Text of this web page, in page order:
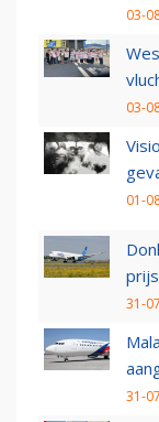
03-
03-
01-
31-
31-